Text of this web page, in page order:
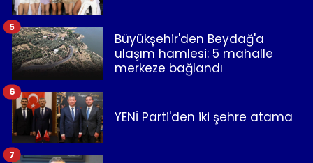
Büyükşehir'den Beydağ'a
ulaşım hamlesi: 5 mahalle
merkeze bağlandı
5
YENİ Parti'den iki şehre atama
6
7